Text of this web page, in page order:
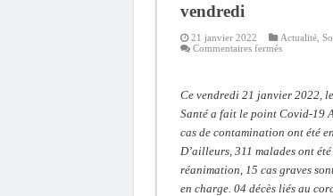
vendredi
21 janvier 2022 Actualité,
Commentaires ferméssur
nouvelles
04
ce
Ce vendredi 21 janvier 2022,
Santé a fait le point Covid-19
cas de contamination ont été
D’ailleurs, 311 malades ont
réanimation, 15 cas graves
en charge. 04 décès liés au